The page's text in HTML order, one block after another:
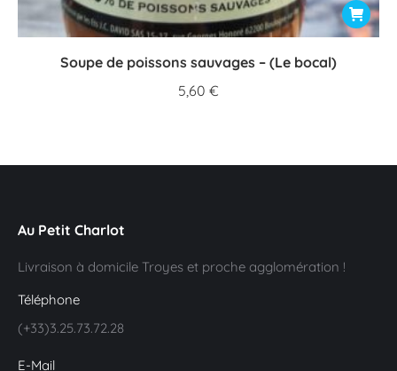
Soupe de poissons sauvages – (Le bocal)
5,60 €
Au Petit Charlot
Livraison à domicile Troyes et proche agglomération !
Téléphone
(+33)3.25.73.72.28
E-Mail